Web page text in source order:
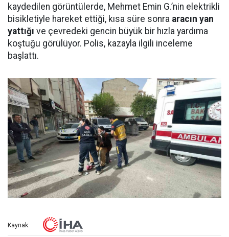
kaydedilen görüntülerde, Mehmet Emin G.’nin elektrikli
bisikletiyle hareket ettiği, kısa süre sonra aracın yan
yattığı ve çevredeki gencin büyük bir hızla yardıma
koştuğu görülüyor. Polis, kazayla ilgili inceleme
başlattı.
Kaynak: